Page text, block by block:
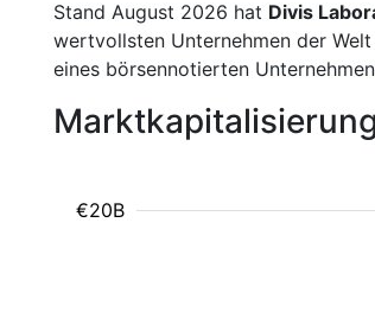
Stand August 2026 hat Divis
wertvollsten Unternehmen der
eines börsennotierten
€20B